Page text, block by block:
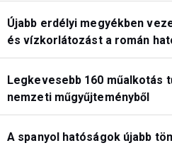
Újabb erdélyi megyékben
és vízkorlátozást a román
Legkevesebb 160 műalkotás
nemzeti műgyűjteményből
A spanyol hatóságok újabb